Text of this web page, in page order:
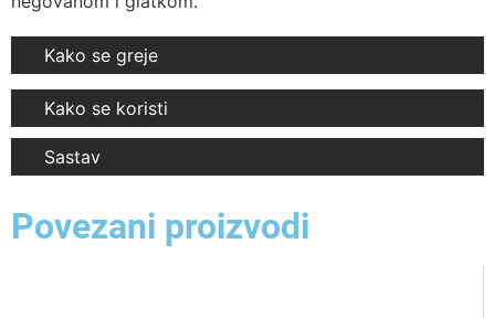
Kako se greje
Kako se koristi
Sastav
Povezani proizvodi